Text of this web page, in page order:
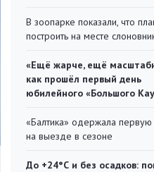
В зоопарке показали, что
построить на месте
«Ещё жарче, ещё
как прошёл первый день
юбилейного «Большого
«Балтика» одержала
на выезде в сезоне
До +24°С и без осадков: